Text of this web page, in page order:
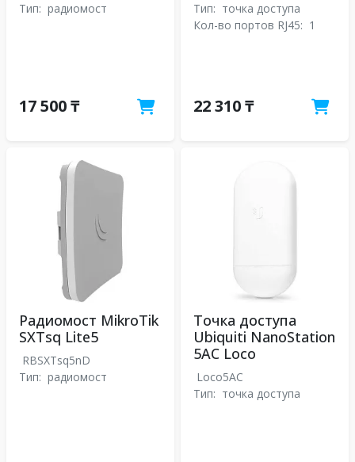
Тип: радиомост
17 500 ₸
Тип: точка доступа
Кол-во портов RJ45: 1
22 310 ₸
Радиомост MikroTik
SXTsq Lite5
RBSXTsq5nD
Тип: радиомост
Точка доступа
Ubiquiti NanoStation
5AC Loco
Loco5AC
Тип: точка доступа